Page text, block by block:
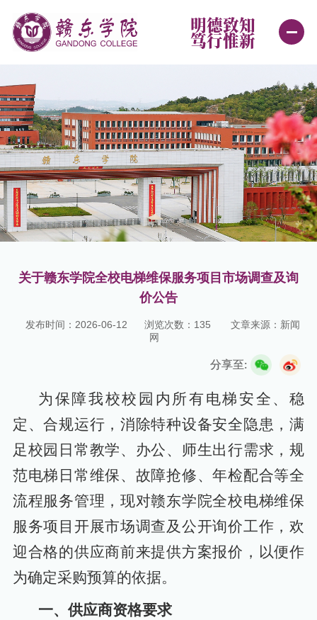
明德致知
笃行惟新
首页
学校概况
新闻中心
机构设置
学院设置
招生就业
关于赣东学院全校电梯维保服务项目市场调查及询
价公告
发布时间：2026-06-12 浏览次数： 135
文章来源：新闻
网
分享至:
为保障我校校园内所有电梯安全、稳
定、合规运行，消除特种设备安全隐患，满
足校园日常教学、办公、师生出行需求，规
范电梯日常维保、故障抢修、年检配合等全
流程服务管理，现对赣东学院全校电梯维保
服务项目开展市场调查及公开询价工作，欢
迎合格的供应商前来提供方案报价，以便作
为确定采购预算的依据。
一、供应商资格要求